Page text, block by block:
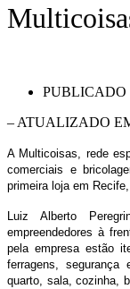
PUBLICADO
– ATUALIZADO
A Multicoisas, rede
comerciais e
primeira loja em
Luiz Alberto
empreendedores à
pela empresa estão
ferragens,
quarto, sala, cozinha,